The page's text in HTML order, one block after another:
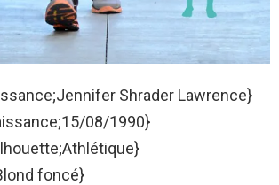
Shrader Lawrence}
08/1990}
foncé}